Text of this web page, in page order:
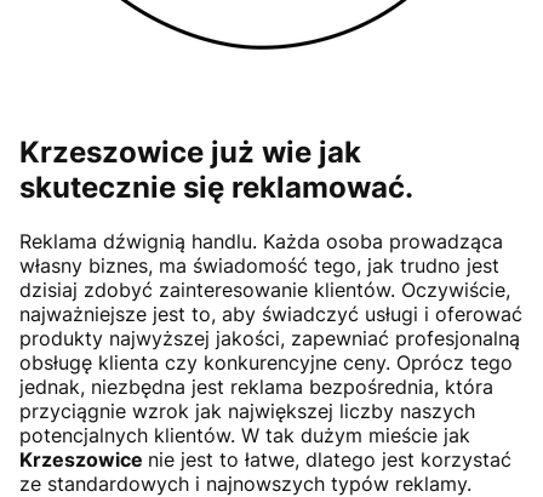
Krzeszowice już wie jak
skutecznie się reklamować.
Reklama dźwignią handlu. Każda osoba prowadząca
własny biznes, ma świadomość tego, jak trudno jest
dzisiaj zdobyć zainteresowanie klientów. Oczywiście,
najważniejsze jest to, aby świadczyć usługi i oferować
produkty najwyższej jakości, zapewniać profesjonalną
obsługę klienta czy konkurencyjne ceny. Oprócz tego
jednak, niezbędna jest reklama bezpośrednia, która
przyciągnie wzrok jak największej liczby naszych
potencjalnych klientów. W tak dużym mieście jak
Krzeszowice nie jest to łatwe, dlatego jest korzystać
ze standardowych i najnowszych typów reklamy.